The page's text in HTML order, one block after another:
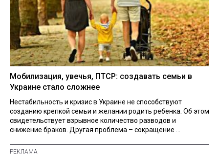
Мобилизация, увечья, ПТСР: создавать семьи в
Украине стало сложнее
Нестабильность и кризис в Украине не способствуют
созданию крепкой семьи и желании родить ребенка. Об этом
свидетельствует взрывное количество разводов и
снижение браков. Другая проблема – сокращение ...